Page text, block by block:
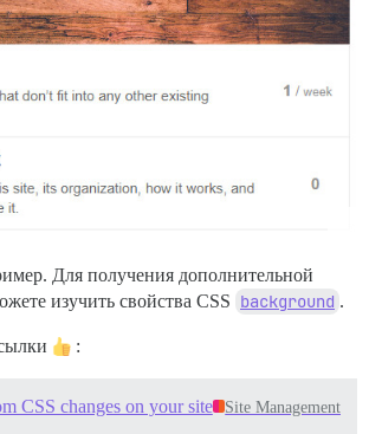
Для получения дополнительной
изучить свойства CSS background .
:
CSS changes on your site Site Management